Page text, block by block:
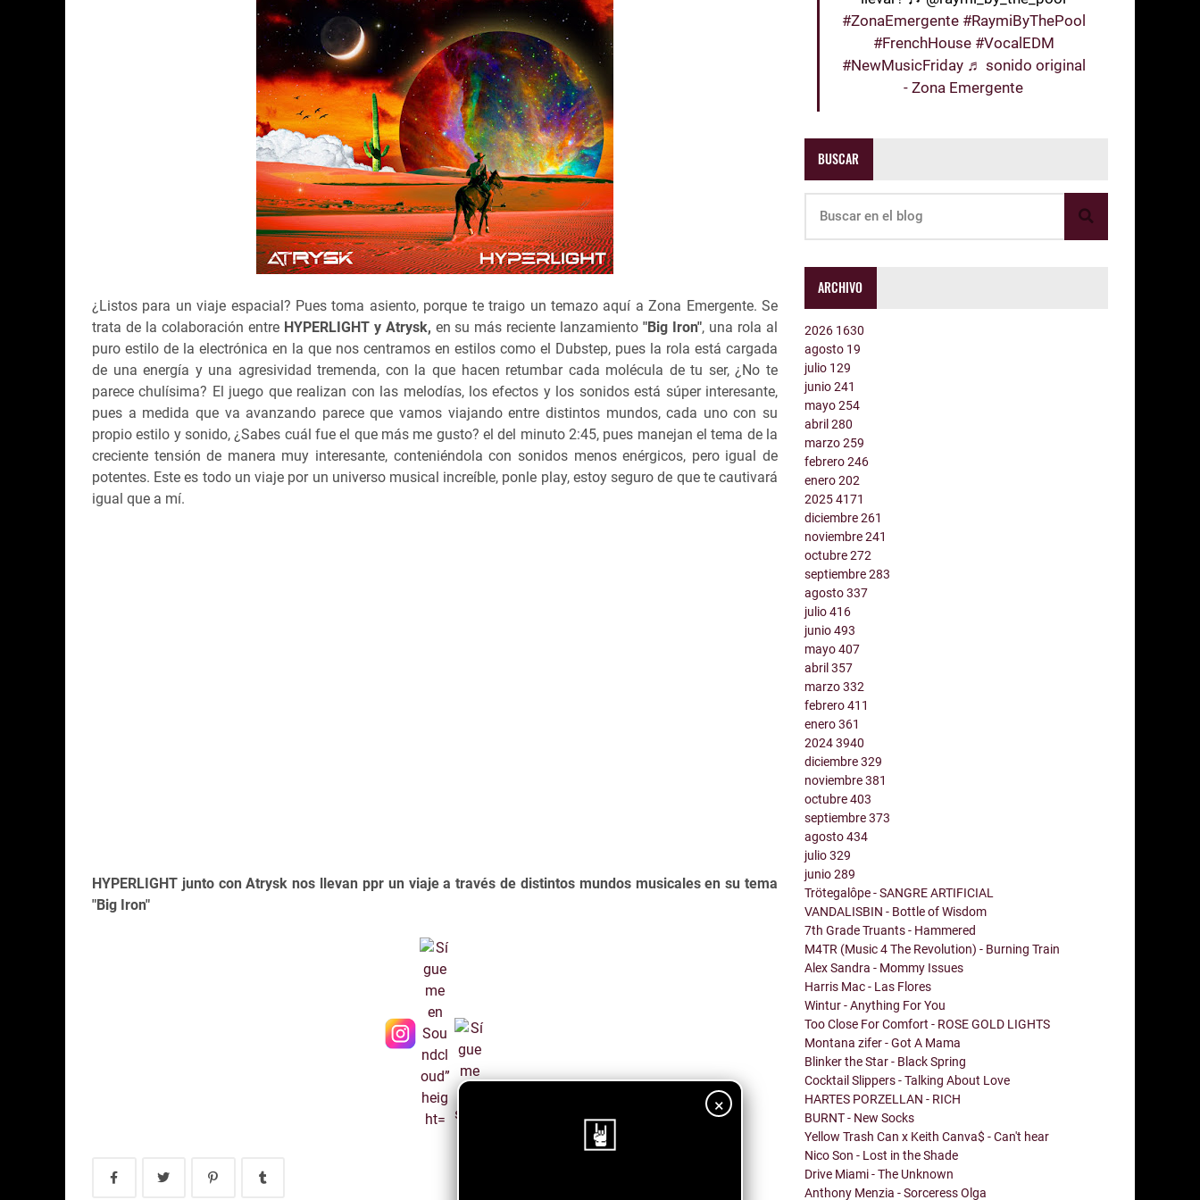
×
¿Listos para un viaje espacial? Pues toma asiento, porque te traigo un temazo aquí a Zona Emergente. Se
trata de la colaboración entre HYPERLIGHT y Atrysk, en su más reciente lanzamiento "Big Iron", una rola al
puro estilo de la electrónica en la que nos centramos en estilos como el Dubstep, pues la rola está cargada
de una energía y una agresividad tremenda, con la que hacen retumbar cada molécula de tu ser, ¿No te
parece chulísima? El juego que realizan con las melodías, los efectos y los sonidos está súper interesante,
pues a medida que va avanzando parece que vamos viajando entre distintos mundos, cada uno con su
propio estilo y sonido, ¿Sabes cuál fue el que más me gusto? el del minuto 2:45, pues manejan el tema de la
creciente tensión de manera muy interesante, conteniéndola con sonidos menos enérgicos, pero igual de
potentes. Este es todo un viaje por un universo musical increíble, ponle play, estoy seguro de que te cautivará
igual que a mí.
HYPERLIGHT junto con Atrysk nos llevan ppr un viaje a través de distintos mundos musicales en su tema
"Big Iron"
#ZonaEmergente #RaymiByThePool
#FrenchHouse #VocalEDM
#NewMusicFriday ♬ sonido original
- Zona Emergente
BUSCAR
ARCHIVO
2026 1630
agosto 19
julio 129
junio241
mayo254
abril280
marzo259
febrero246
enero202
20254171
diciembre261
noviembre241
octubre272
septiembre283
agosto337
julio416
junio493
mayo407
abril357
marzo332
febrero411
enero361
20243940
diciembre329
noviembre381
octubre403
septiembre373
agosto434
julio329
junio289
Trötegalôpe - SANGRE ARTIFICIAL
VANDALISBIN - Bottle of Wisdom
7th Grade Truants - Hammered
M4TR (Music 4 The Revolution) - Burning Train
Alex Sandra - Mommy Issues
Harris Mac - Las Flores
Wintur - Anything For You
Too Close For Comfort - ROSE GOLD LIGHTS
Montana zifer - Got A Mama
Blinker the Star - Black Spring
Cocktail Slippers - Talking About Love
HARTES PORZELLAN - RICH
BURNT - New Socks
Yellow Trash Can x Keith Canva$ - Can't hear
Nico Son - Lost in the Shade
Drive Miami - The Unknown
Anthony Menzia - Sorceress Olga